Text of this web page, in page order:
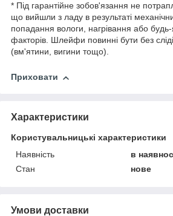
* Під гарантійне зобов'язання не
що вийшли з ладу в результаті
попадання вологи, нагрівання або будь-
факторів. Шлейфи повинні бути без
(вм'ятини, вигини тощо).
Приховати
Характеристики
Користувальницькі характеристики
Наявність
в
Стан
нове
Умови доставки